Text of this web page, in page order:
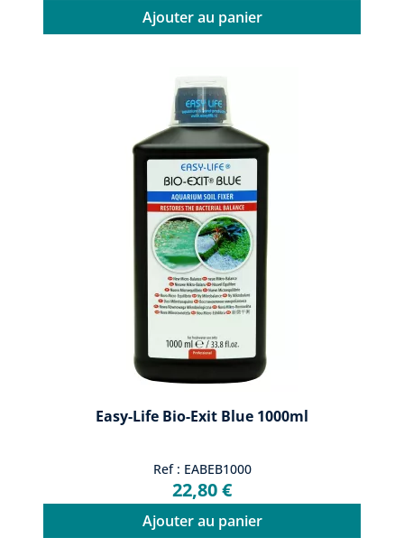
Ajouter au panier
Easy-Life Bio-Exit Blue 1000ml
Ref : EABEB1000
22,80 €
Ajouter au panier